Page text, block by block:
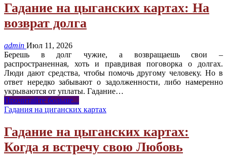
Гадание на цыганских картах: На
возврат долга
admin Июл 11, 2026
Берешь в долг чужие, а возвращаешь свои –
распространенная, хоть и правдивая поговорка о долгах.
Люди дают средства, чтобы помочь другому человеку. Но в
ответ нередко забывают о задолженности, либо намеренно
укрываются от уплаты. Гадание…
Прочитайте больше...
Гадания на циганских картах
Гадание на цыганских картах:
Когда я встречу свою Любовь